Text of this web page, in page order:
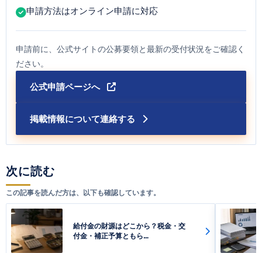
申請方法はオンライン申請に対応
申請前に、公式サイトの公募要領と最新の受付状況をご確認く
ださい。
公式申請ページへ
掲載情報について連絡する
次に読む
この記事を読んだ方は、以下も確認しています。
給付金の財源はどこから？税金・交
付金・補正予算ともら…